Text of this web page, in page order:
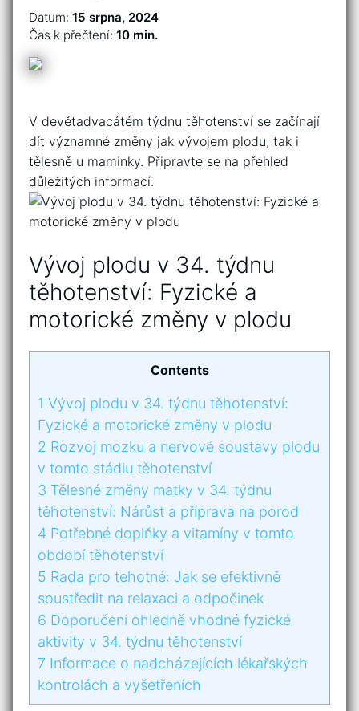
Datum: 15 srpna, 2024
Čas k přečtení: 10 min.
V​ devětadvacátém týdnu těhotenství se začínají‍
dít významné změny jak vývojem⁣ plodu, ⁢tak⁤ i
tělesně u maminky. Připravte se na přehled
důležitých‌ informací.
Vývoj plodu v ‍34. týdnu
těhotenství: Fyzické a
⁢motorické‍ změny ⁣v plodu
Contents
1 Vývoj plodu v ‍34. týdnu těhotenství:
Fyzické a ⁢motorické‍ změny ⁣v plodu
2 Rozvoj mozku a nervové soustavy plodu
v ⁢tomto ⁣stádiu těhotenství
3 Tělesné změny matky v 34. ⁤týdnu
těhotenství:‍ Nárůst‍ a příprava ‍na porod
4 Potřebné‍ doplňky a vitamíny v tomto
období těhotenství
5 Rada pro tehotné: ​Jak se efektivně
‍soustředit​ na ⁣relaxaci a odpočinek
6 Doporučení⁣ ohledně⁣ vhodné⁣ fyzické
‌aktivity v 34. týdnu těhotenství
7 Informace ‍o nadcházejících ⁢lékařských
kontrolách a‍ vyšetřeních